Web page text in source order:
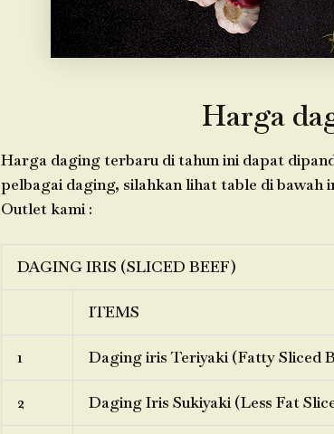
Harga
Harga daging terbaru di tahun ini dapat
pelbagai daging, silahkan lihat table di bawah
Outlet kami :
DAGING IRIS (SLICED BEEF)
ITEMS
1 Daging iris Teriyaki (Fatty Sliced
2 Daging Iris Sukiyaki (Less Fat